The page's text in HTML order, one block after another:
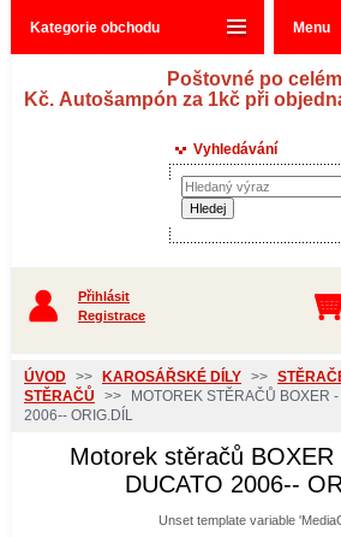
Poštovné po celém
Kč. Autošampón za 1kč při
Kategorie obchodu
Vyhledávání
Přihlásit
Registrace
ÚVOD >> KAROSÁŘSKÉ DÍLY >>
STĚRAČŮ
>>
MOTOREK STĚRAČŮ BOXER
2006-- ORIG.DÍL
Motorek stěračů
DUCATO 2006--
Unset template variable
Menu